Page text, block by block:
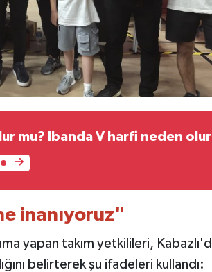
mu? Ibanda V harfi neden
inanıyoruz"
yapan takım yetkilileri,
belirterek şu ifadeleri kullandı: